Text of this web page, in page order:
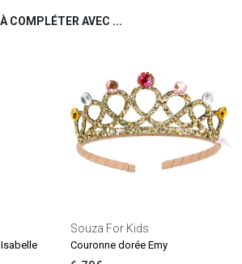
À COMPLÉTER AVEC ...
Souza For Kids
Couronne dorée Emy